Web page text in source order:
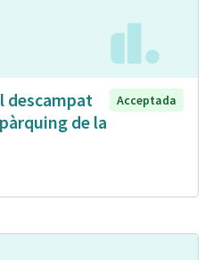
descampat
de la
Acceptada